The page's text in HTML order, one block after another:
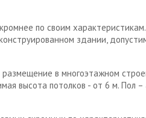
по своим
здании,
размещение в многоэтажном
высота потолков - от 6 м. Пол